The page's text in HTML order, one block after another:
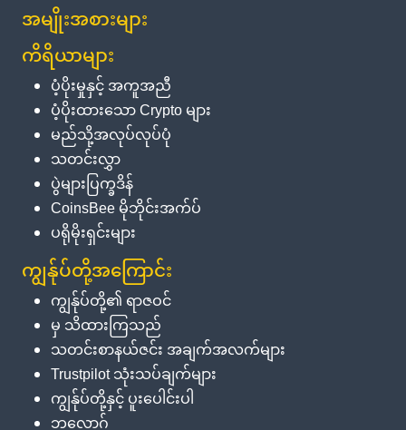
အမျိုးအစားများ
ကိရိယာများ
ပံ့ပိုးမှုနှင့် အကူအညီ
ပံ့ပိုးထားသော Crypto များ
မည်သို့အလုပ်လုပ်ပုံ
သတင်းလွှာ
ပွဲများပြက္ခဒိန်
CoinsBee မိုဘိုင်းအက်ပ်
ပရိုမိုးရှင်းများ
ကျွန်ုပ်တို့အကြောင်း
ကျွန်ုပ်တို့၏ ရာဇဝင်
မှ သိထားကြသည်
သတင်းစာနယ်ဇင်း အချက်အလက်များ
Trustpilot သုံးသပ်ချက်များ
ကျွန်ုပ်တို့နှင့် ပူးပေါင်းပါ